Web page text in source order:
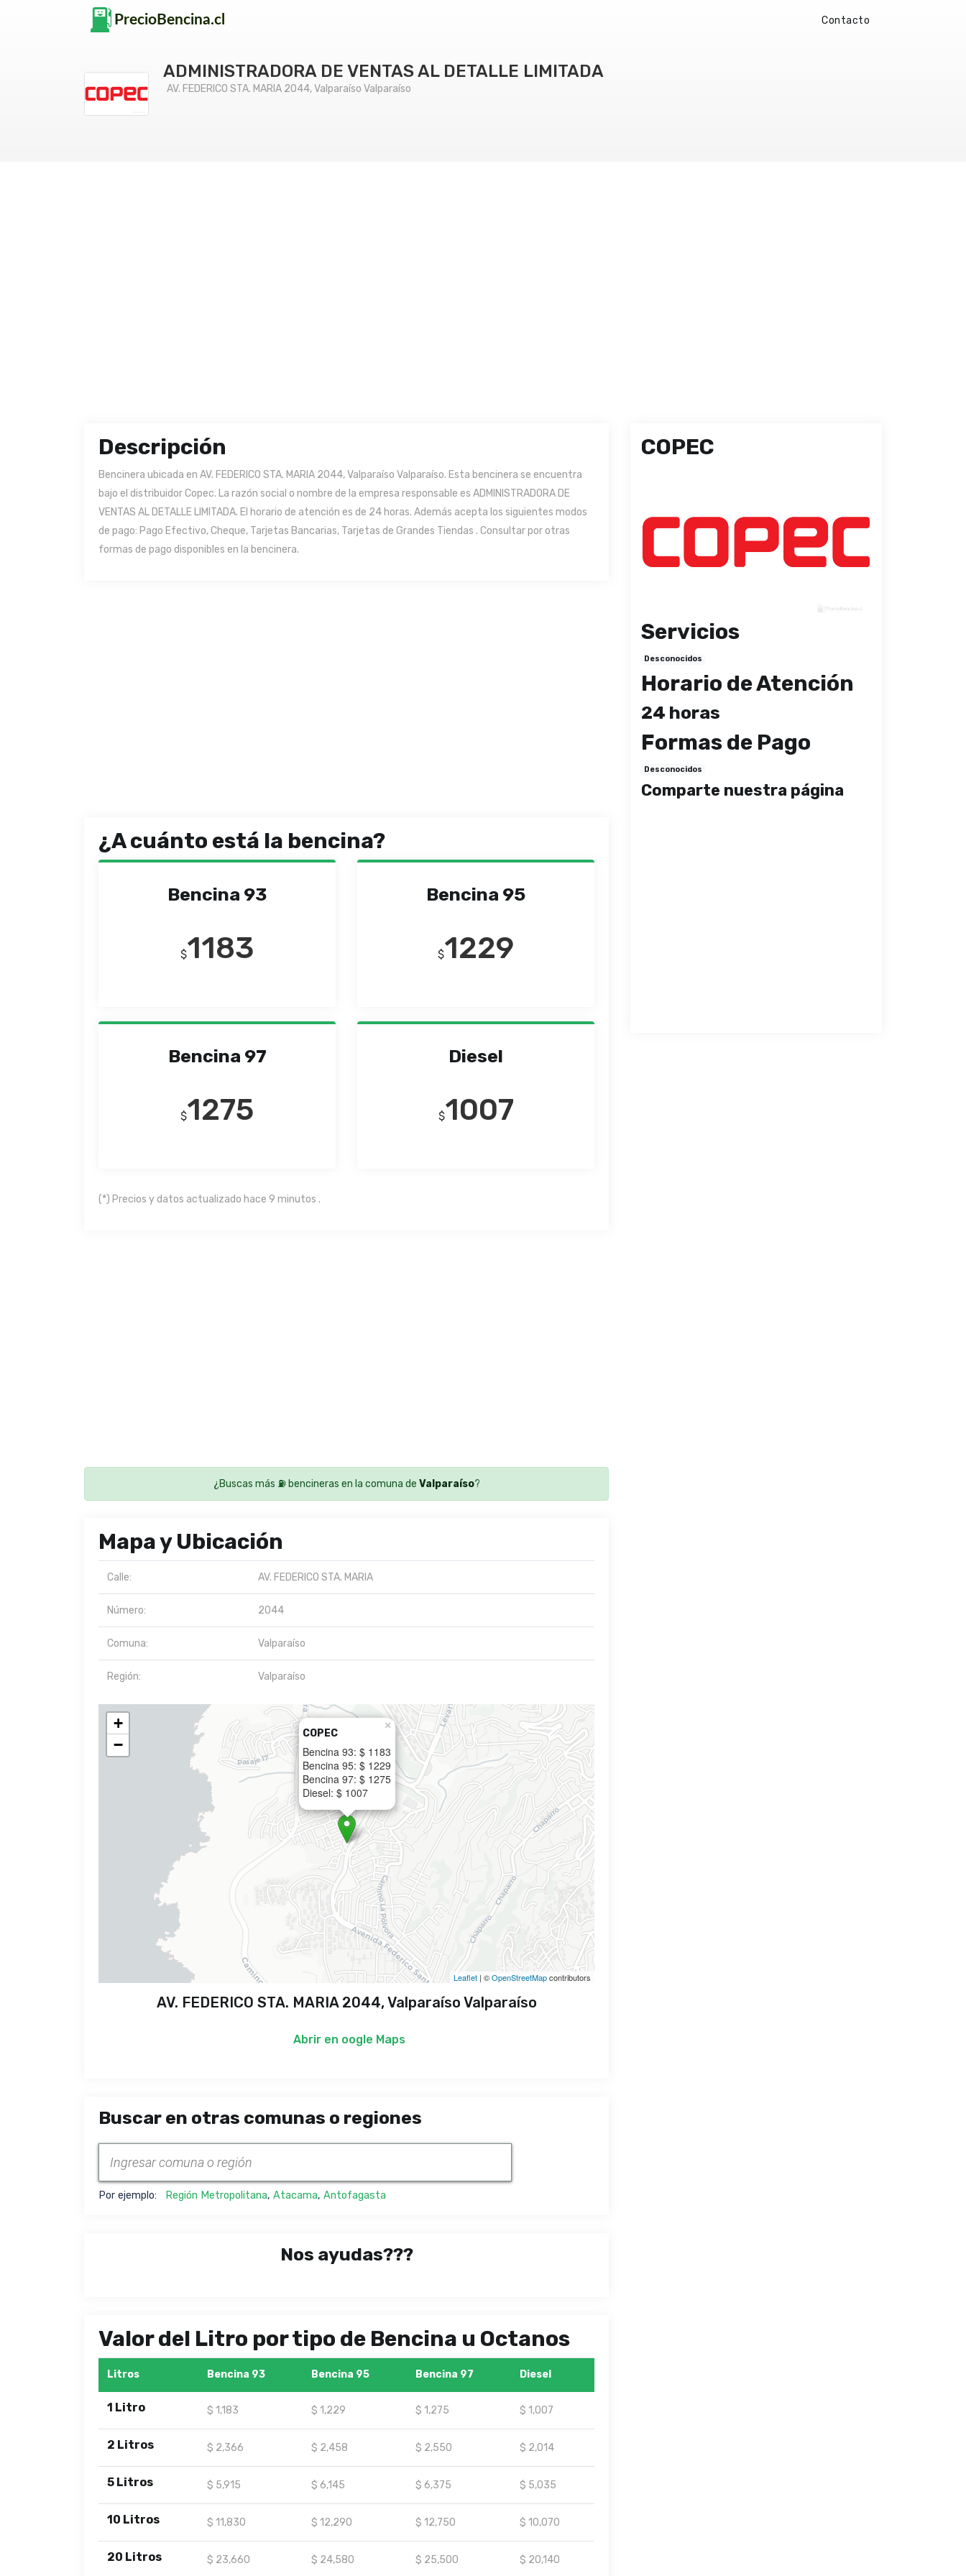
Contacto
ADMINISTRADORA DE VENTAS AL DETALLE LIMITADA
AV. FEDERICO STA. MARIA 2044, Valparaíso Valparaíso
Descripción
Bencinera ubicada en AV. FEDERICO STA. MARIA 2044, Valparaíso Valparaíso. Esta bencinera se encuentra
bajo el distribuidor Copec. La razón social o nombre de la empresa responsable es ADMINISTRADORA DE
VENTAS AL DETALLE LIMITADA. El horario de atención es de 24 horas. Además acepta los siguientes modos
de pago: Pago Efectivo, Cheque, Tarjetas Bancarias, Tarjetas de Grandes Tiendas . Consultar por otras
formas de pago disponibles en la bencinera.
¿A cuánto está la bencina?
Bencina 93
$1183
Bencina 95
$1229
Bencina 97
$1275
Diesel
$1007
(*) Precios y datos actualizado hace 9 minutos .
¿Buscas más ⛽ bencineras en la comuna de Valparaíso?
Mapa y Ubicación
Calle: AV. FEDERICO STA. MARIA
Número: 2044
Comuna: Valparaíso
Región: Valparaíso
COPEC
Bencina 93: $ 1183
Bencina 95: $ 1229
Bencina 97: $ 1275
Diesel: $ 1007
×
+
−
Leaflet | ©OpenStreetMapcontributors
AV. FEDERICO STA. MARIA 2044, Valparaíso Valparaíso
Abrir en oogle Maps
Buscar en otras comunas o regiones
Por ejemplo: Región Metropolitana, Atacama, Antofagasta
Nos ayudas???
Valor del Litro por tipo de Bencina u Octanos
Litros Bencina 93 Bencina 95 Bencina 97 Diesel
1 Litro $ 1,183 $ 1,229 $ 1,275 $ 1,007
2 Litros $ 2,366 $ 2,458 $ 2,550 $ 2,014
5 Litros $ 5,915 $ 6,145 $ 6,375 $ 5,035
10 Litros $ 11,830 $ 12,290 $ 12,750 $ 10,070
20 Litros $ 23,660 $ 24,580 $ 25,500 $ 20,140
COPEC
Servicios
Desconocidos
Horario de Atención
24 horas
Formas de Pago
Desconocidos
Comparte nuestra página